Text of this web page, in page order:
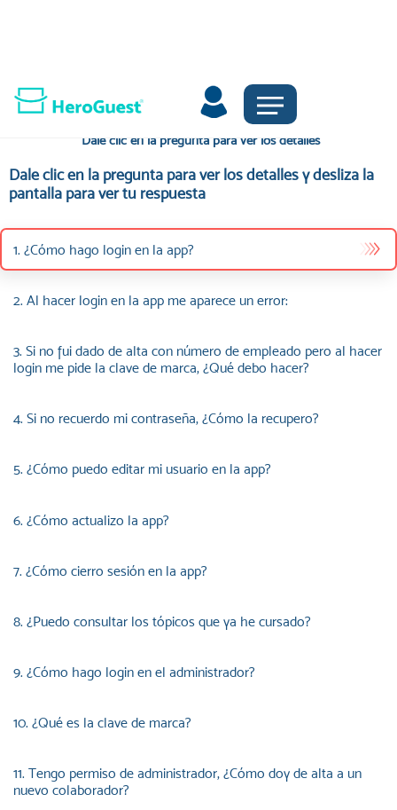
Soporte
Dale clic en la pregunta para ver los detalles
Dale clic en la pregunta para ver los detalles y desliza la
pantalla para ver tu respuesta
1. ¿Cómo hago login en la app?
2. Al hacer login en la app me aparece un error:
3. Si no fui dado de alta con número de empleado pero al hacer
login me pide la clave de marca, ¿Qué debo hacer?
4. Si no recuerdo mi contraseña, ¿Cómo la recupero?
5. ¿Cómo puedo editar mi usuario en la app?
6. ¿Cómo actualizo la app?
7. ¿Cómo cierro sesión en la app?
8. ¿Puedo consultar los tópicos que ya he cursado?
9. ¿Cómo hago login en el administrador?
10. ¿Qué es la clave de marca?
11. Tengo permiso de administrador, ¿Cómo doy de alta a un
nuevo colaborador?